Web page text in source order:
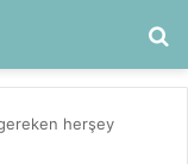
herşey